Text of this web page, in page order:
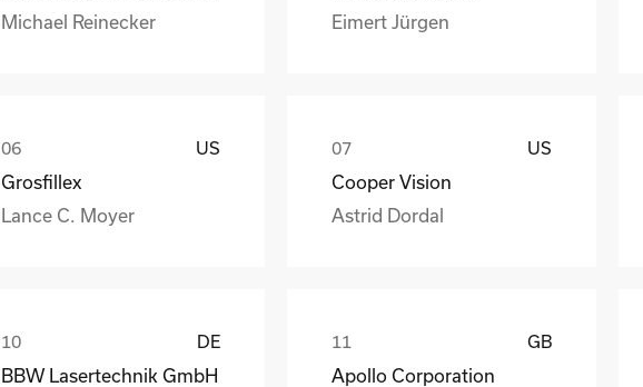
Michael Reinecker
Eimert Jürgen
US
Grosfillex
Lance C. Moyer
US
Cooper Vision
Astrid Dordal
DE
BBW Lasertechnik GmbH
GB
Apollo Corporation